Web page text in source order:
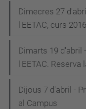
Dimecres 27
l'EETAC, curs
Dimarts 19 d'abril
l'EETAC. Reserva
Dijous 7 d'abril -
al Campus